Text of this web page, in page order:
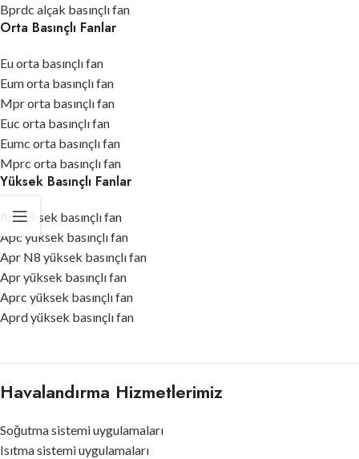
Bprdc alçak basınçlı fan
Orta Basınçlı Fanlar
Eu orta basınçlı fan
Eum orta basınçlı fan
Mpr orta basınçlı fan
Euc orta basınçlı fan
Eumc orta basınçlı fan
Mprc orta basınçlı fan
Yüksek Basınçlı Fanlar
Ap yüksek basınçlı fan
Apc yüksek basınçlı fan
Apr N8 yüksek basınçlı fan
Apr yüksek basınçlı fan
Aprc yüksek basınçlı fan
Aprd yüksek basınçlı fan
Havalandırma Hizmetlerimiz
Soğutma sistemi uygulamaları
Isıtma sistemi uygulamaları